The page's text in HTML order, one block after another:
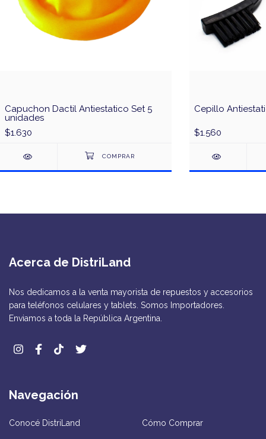
Capuchon Dactil Antiestatico Set 5
unidades
$1.630
Cepillo
$1.560
Acerca de DistriLand
Nos dedicamos a la venta mayorista de repuestos y accesorios
para teléfonos celulares y tablets. Somos Importadores.
Enviamos a toda la República Argentina.
Navegación
Conocé DistriLand Cómo Comprar